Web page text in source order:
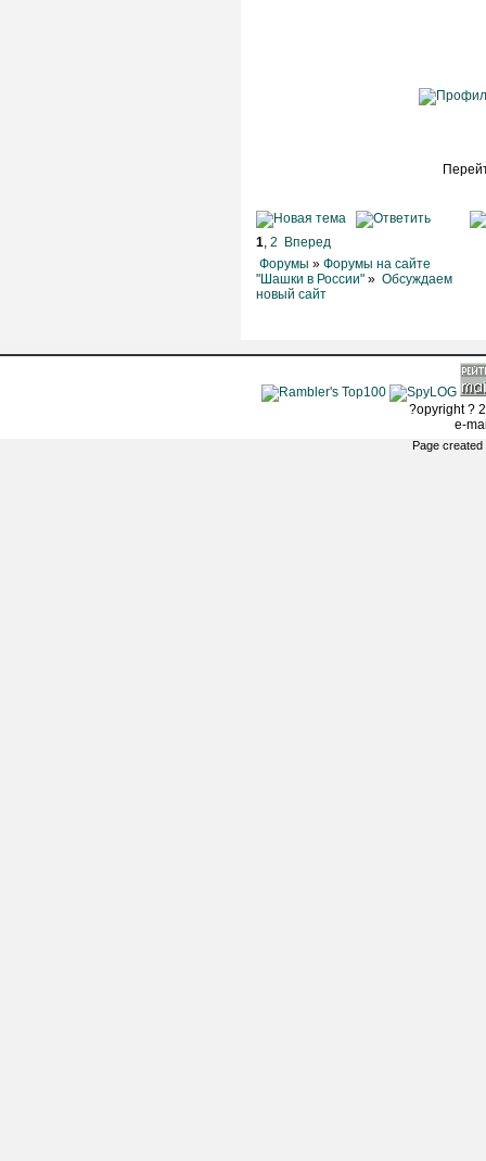
1, 2
Вперед
Форумы » Форумы на сайте
"Шашки в России" » Обсуждаем
новый сайт
?opyright ?
e-
Page